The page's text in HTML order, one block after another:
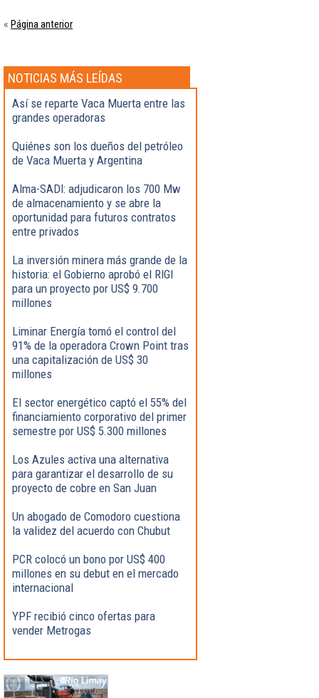
« Página anterior
NOTICIAS MÁS LEÍDAS
Así se reparte Vaca Muerta entre las
grandes operadoras
Quiénes son los dueños del petróleo
de Vaca Muerta y Argentina
Alma-SADI: adjudicaron los 700 Mw
de almacenamiento y se abre la
oportunidad para futuros contratos
entre privados
La inversión minera más grande de la
historia: el Gobierno aprobó el RIGI
para un proyecto por US$ 9.700
millones
Liminar Energía tomó el control del
91% de la operadora Crown Point tras
una capitalización de US$ 30
millones
El sector energético captó el 55% del
financiamiento corporativo del primer
semestre por US$ 5.300 millones
Los Azules activa una alternativa
para garantizar el desarrollo de su
proyecto de cobre en San Juan
Un abogado de Comodoro cuestiona
la validez del acuerdo con Chubut
PCR colocó un bono por US$ 400
millones en su debut en el mercado
internacional
YPF recibió cinco ofertas para
vender Metrogas